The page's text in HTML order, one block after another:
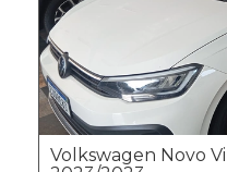
Volkswagen Novo